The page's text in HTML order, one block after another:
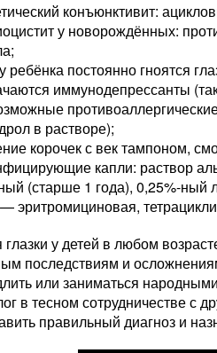
конъюнктивит:
у новорождённых:
ребёнка постоянно гноятся
иммунодепрессанты
в растворе);
корочек с век тампоном,
капли: раствор
(старше 1 года), 0,25%-ный
эритромициновая,
у детей в любом
последствиям и
или заниматься
в тесном сотрудничестве с
правильный диагноз и